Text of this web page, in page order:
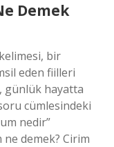
Demek
bir
eden fiilleri
günlük hayatta
cümlesindeki
nedir”
ne demek? Cirim